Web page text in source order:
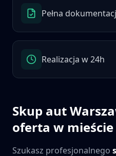
Pełna
Realizacja w 24h
Skup aut
oferta w mieście
Szukasz profesjonalnego